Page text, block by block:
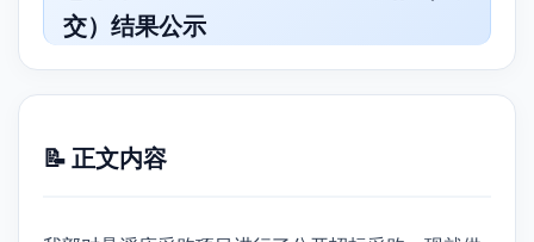
交）结果公示
📝 正文内容